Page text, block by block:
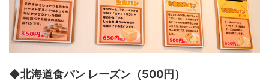
◆北海道食パン レーズン（500円）